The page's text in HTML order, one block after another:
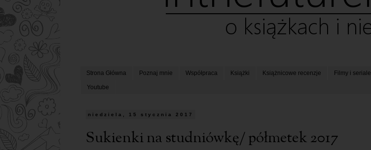
Strona Główna Poznaj mnie Współpraca Książki Książnicowe recenzje Filmy i seriale
Youtube
niedziela, 15 stycznia 2017
Sukienki na studniówkę/ półmetek 2017